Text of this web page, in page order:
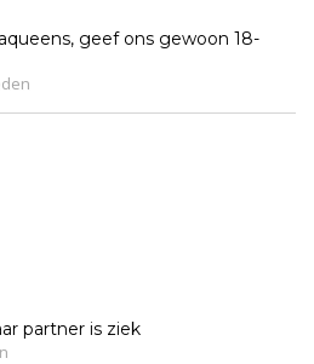
geef ons gewoon 18-
partner is ziek